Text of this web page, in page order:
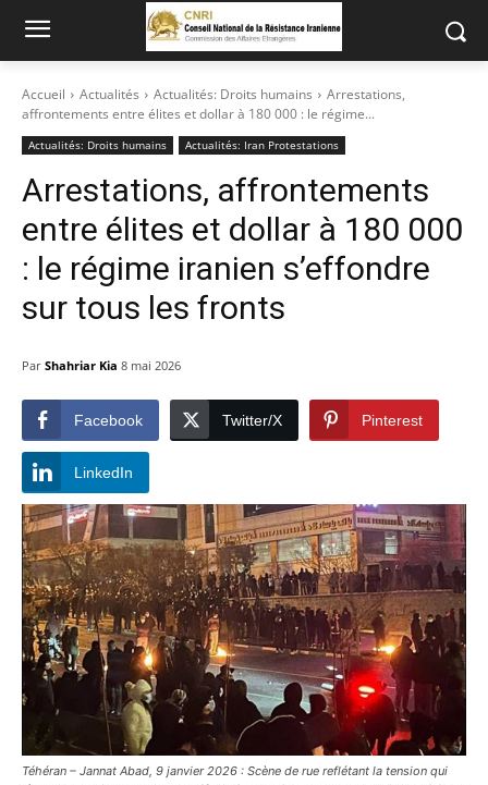
Accueil Actualités Actualités: Droits humains
Arrestations,
affrontements entre élites et dollar à 180 000 : le régime...
Actualités: Droits humains Actualités: Iran Protestations
Arrestations, affrontements
entre élites et dollar à 180 000
: le régime iranien s’effondre
sur tous les fronts
Par Shahriar Kia 8 mai 2026
Facebook Twitter/X Pinterest
LinkedIn
Téhéran – Jannat Abad, 9 janvier 2026 : Scène de rue reflétant la tension qui